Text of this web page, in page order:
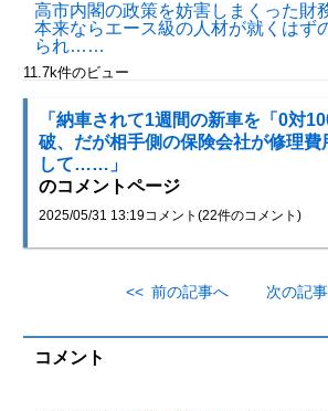
高市内閣の政策を妨害しまくった財
本来ならエース級の人材が就くはず
られ……
11.7k件のビュー
「納車されて1週間の新車を「0対
破、だが相手側の保険会社が修理費
して……」
のコメントページ
2025/05/31 13:19コメント(22件のコメント)
<< 前の記事へ 次の記
コメント